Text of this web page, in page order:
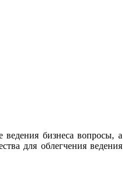
бизнеса вопросы, а
для облегчения ведения